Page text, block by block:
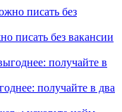
писать без вакансии
получайте в два